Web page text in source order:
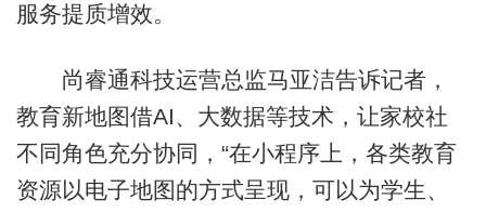
服务提质增效。
尚睿通科技运营总监马亚洁告诉记者，
教育新地图借AI、大数据等技术，让家校社
不同角色充分协同，“在小程序上，各类教育
资源以电子地图的方式呈现，可以为学生、